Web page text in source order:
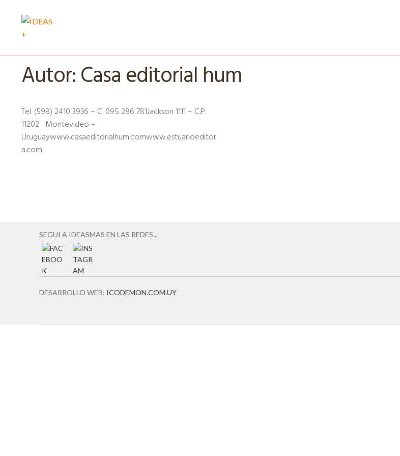
Ir
navegación
Ir
Autor:Casa editorial hum
Tel. (598) 2410 3936 – C. 095 286 781Jackson 1111 – C.P.
11202 Montevideo –
Uruguaywww.casaeditorialhum.comwww.estuarioeditor
a.com
SEGUI A IDEASMAS EN LAS REDES...
DESARROLLO WEB: ICODEMON.COM.UY